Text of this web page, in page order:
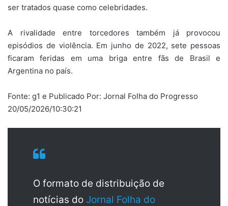
ser tratados quase como celebridades.
A rivalidade entre torcedores também já provocou
episódios de violência. Em junho de 2022, sete pessoas
ficaram feridas em uma briga entre fãs de Brasil e
Argentina no país.
Fonte: g1 e Publicado Por: Jornal Folha do Progresso
20/05/2026/10:30:21
O formato de distribuição de
notícias do Jornal Folha do